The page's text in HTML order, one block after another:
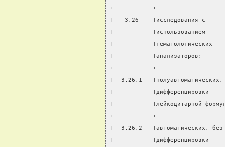
+-----------
¦   3.26
¦
¦
¦
+-----------
¦  3.26.1
¦
¦           ¦лейкоцитарной
+-----------
¦  3.26.2   ¦автоматических,
¦